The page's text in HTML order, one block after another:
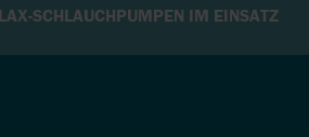
SCHLAUCHPUMPEN IM EINSATZ